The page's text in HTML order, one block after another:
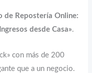
de Repostería Online:
desde Casa».
con más de 200
que a un negocio.